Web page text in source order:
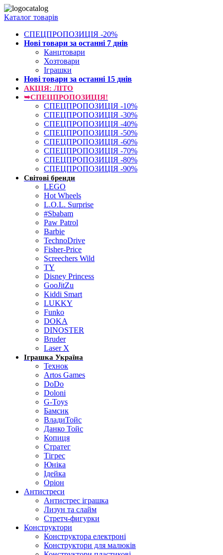
Каталог товарів
СПЕЦПРОПОЗИЦІЯ -20%
Нові товари за останнi 7 днiв
Канцтовари
Хозтовари
Іграшки
Нові товари за останнi 15 днiв
АКЦІЯ: ЛІТО
➥СПЕЦПРОПОЗИЦІЯ!
СПЕЦПРОПОЗИЦІЯ -10%
СПЕЦПРОПОЗИЦІЯ -30%
СПЕЦПРОПОЗИЦІЯ -40%
СПЕЦПРОПОЗИЦІЯ -50%
СПЕЦПРОПОЗИЦІЯ -60%
СПЕЦПРОПОЗИЦІЯ -70%
СПЕЦПРОПОЗИЦІЯ -80%
СПЕЦПРОПОЗИЦІЯ -90%
Світові бренди
LEGO
Hot Wheels
L.O.L. Surprise
#Sbabam
Paw Patrol
Barbie
TechnoDrive
Fisher-Price
Screechers Wild
TY
Disney Princess
GooJitZu
Kiddi Smart
LUKKY
Funko
DOKA
DINOSTER
Bruder
Laser X
Іграшка Україна
Технок
Artos Games
DoDo
Doloni
G-Toys
Бамсик
ВладиТойс
Данко Тойс
Копиця
Стратег
Тігрес
Юніка
Ідейка
Оріон
Антистреси
Антистрес іграшка
Лизун та слайм
Стретч-фигурки
Конструктори
Конструктора електроні
Конструктори для малюків